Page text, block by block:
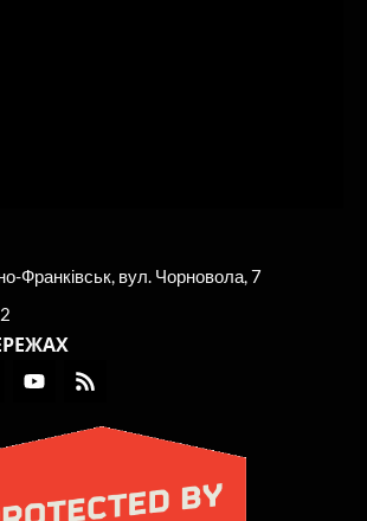
Франківськ, вул. Чорновола, 7
Y
o
t
e
R
s